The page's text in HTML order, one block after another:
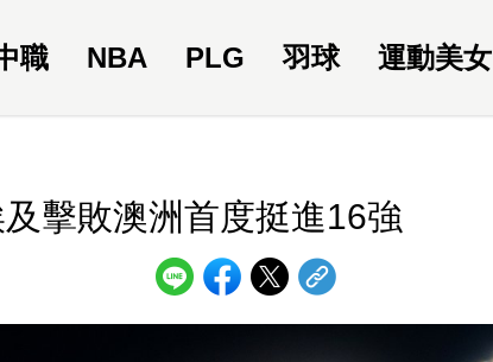
職 NBA PLG 羽球 運動美女
擊敗澳洲首度挺進16強